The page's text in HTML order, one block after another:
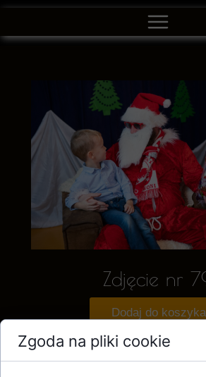
Zdjęcie nr
Dodaj do koszyka
Zgoda na pliki cookie